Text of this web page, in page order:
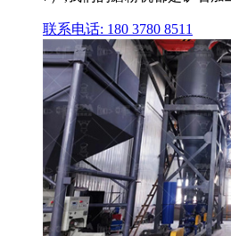
联系电话: 180 3780 8511